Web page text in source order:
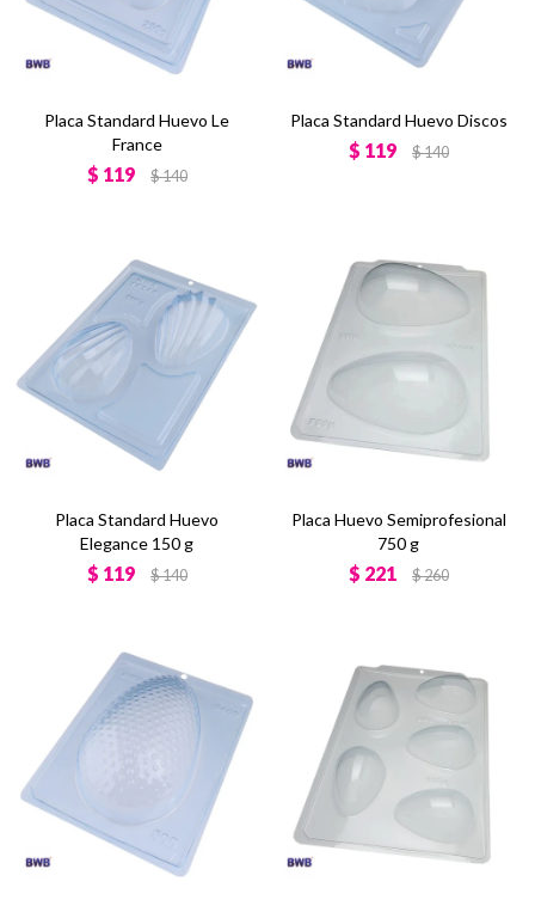
Placa Standard Huevo Le
France
$ 119 $140
Placa Standard Huevo Discos
$ 119 $140
Placa Standard Huevo
Elegance 150 g
$ 119 $140
Placa Huevo Semiprofesional
750 g
$ 221 $260